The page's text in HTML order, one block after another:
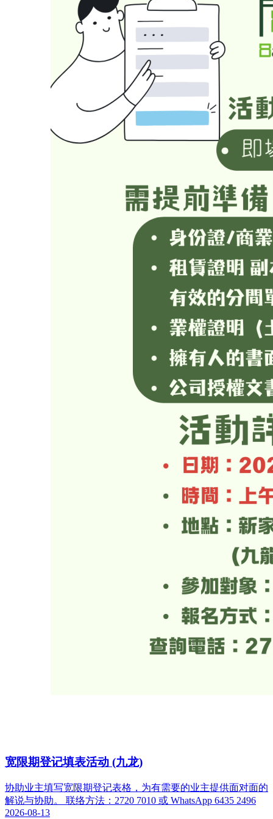
宽限期登记填表活动 (九龙)
协助业主填写宽限期登记表格，为有需要的业主提供面对面的
解说与协助。 联络方法：2720 7010 或 WhatsApp 6435 2496
2026-08-13